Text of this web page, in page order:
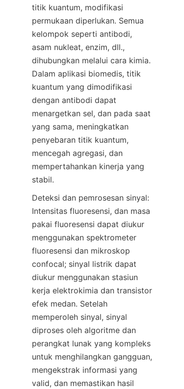
titik kuantum, modifikasi
permukaan diperlukan. Semua
kelompok seperti antibodi,
asam nukleat, enzim, dll.,
dihubungkan melalui cara kimia.
Dalam aplikasi biomedis, titik
kuantum yang dimodifikasi
dengan antibodi dapat
menargetkan sel, dan pada saat
yang sama, meningkatkan
penyebaran titik kuantum,
mencegah agregasi, dan
mempertahankan kinerja yang
stabil.
Deteksi dan pemrosesan sinyal:
Intensitas fluoresensi, dan masa
pakai fluoresensi dapat diukur
menggunakan spektrometer
fluoresensi dan mikroskop
confocal; sinyal listrik dapat
diukur menggunakan stasiun
kerja elektrokimia dan transistor
efek medan. Setelah
memperoleh sinyal, sinyal
diproses oleh algoritme dan
perangkat lunak yang kompleks
untuk menghilangkan gangguan,
mengekstrak informasi yang
valid, dan memastikan hasil